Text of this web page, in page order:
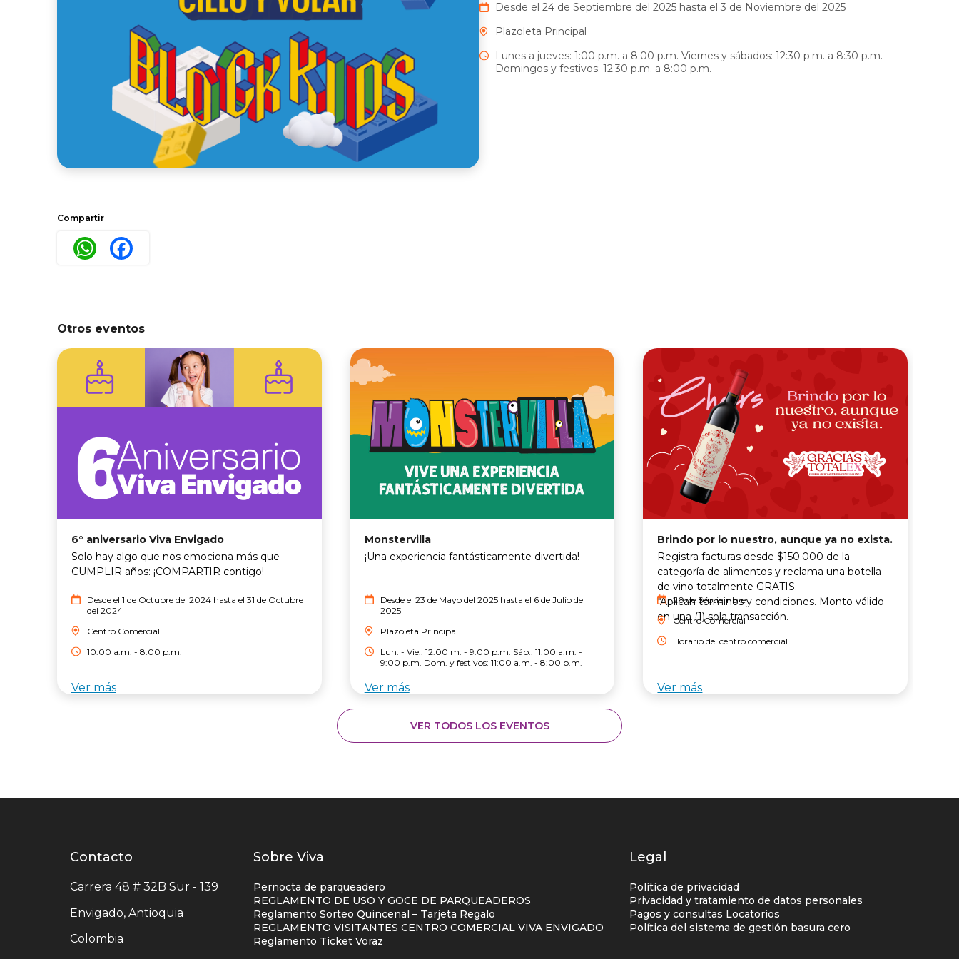
Desde el 24 de Septiembre del 2025 hasta el 3 de Noviembre del 2025
Plazoleta Principal
Lunes a jueves: 1:00 p.m. a 8:00 p.m. Viernes y sábados: 12:30 p.m. a 8:30 p.m.
Domingos y festivos: 12:30 p.m. a 8:00 p.m.
Compartir
WhatsApp
Otros eventos
6° aniversario Viva Envigado
Solo hay algo que nos emociona más que
CUMPLIR años: ¡COMPARTIR contigo!
Desde el 1 de Octubre del 2024 hasta el 31 de Octubre
del 2024
Centro Comercial
10:00 a.m. - 8:00 p.m.
Ver más
Monstervilla
¡Una experiencia fantásticamente divertida!
Desde el 23 de Mayo del 2025 hasta el 6 de Julio del
2025
Plazoleta Principal
Lun. - Vie.: 12:00 m. - 9:00 p.m. Sáb.: 11:00 a.m. -
9:00 p.m. Dom. y festivos: 11:00 a.m. - 8:00 p.m.
Ver más
Brindo por lo nuestro, aunque ya no exista.
Registra facturas desde $150.000 de la
categoría de alimentos y reclama una botella
de vino totalmente GRATIS.
*Aplican términos y condiciones. Monto válido
en una (1) sola transacción.
20 de Septiembre
Centro Comercial
Horario del centro comercial
Ver más
VER TODOS LOS EVENTOS
Contacto
centro
Contacto
Carrera 48 # 32B Sur - 139
Envigado, Antioquia
Colombia
Listados
enlaces
centro
comercial
columna
Sobre Viva
Pernocta de parqueadero
REGLAMENTO DE USO Y GOCE DE PARQUEADEROS
Reglamento Sorteo Quincenal – Tarjeta Regalo
REGLAMENTO VISITANTES CENTRO COMERCIAL VIVA ENVIGADO
Reglamento Ticket Voraz
Legal
Política de privacidad
Privacidad y tratamiento de datos personales
Pagos y consultas Locatorios
Política del sistema de gestión basura cero